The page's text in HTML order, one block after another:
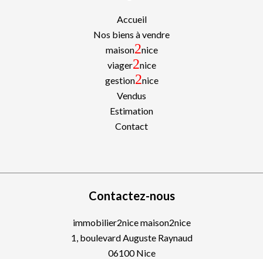
Accueil
Nos biens à vendre
maison2nice
viager2nice
gestion2nice
Vendus
Estimation
Contact
Contactez-nous
immobilier2nice maison2nice
1, boulevard Auguste Raynaud
06100Nice